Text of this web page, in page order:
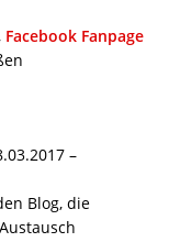
Facebook Fanpage
–
Blog, die